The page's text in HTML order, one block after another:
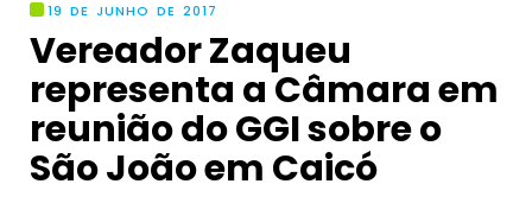
o
n
19 DE JUNHO DE 2017
Vereador Zaqueu
representa a Câmara em
reunião do GGI sobre o
São João em Caicó